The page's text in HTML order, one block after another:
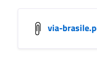
via-